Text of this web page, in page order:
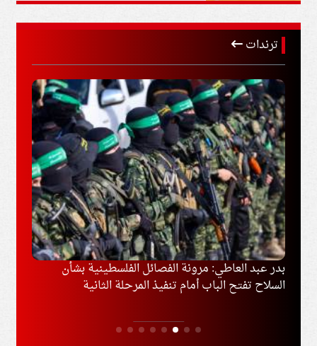
ترندات
بدر عبد العاطي: مرونة الفصائل الفلسطينية بشأن
السلاح تفتح الباب أمام تنفيذ المرحلة الثانية